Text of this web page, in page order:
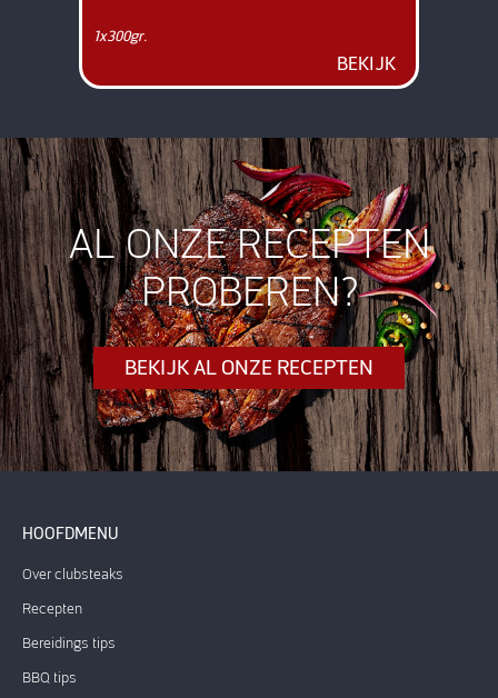
1x300gr.
BEKIJK
AL ONZE RECEPTEN
PROBEREN?
BEKIJK AL ONZE RECEPTEN
HOOFDMENU
Over clubsteaks
Recepten
Bereidings tips
BBQ tips